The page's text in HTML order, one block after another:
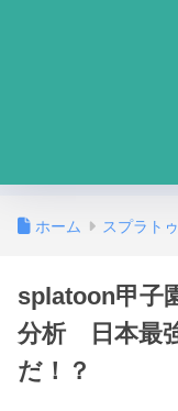
ホーム スプラト
splatoon甲子
分析 日本最
だ！？